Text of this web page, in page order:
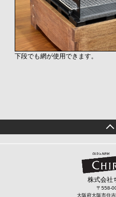
下段でも網が使用できます。
株式会社
〒558-
大阪府大阪市住